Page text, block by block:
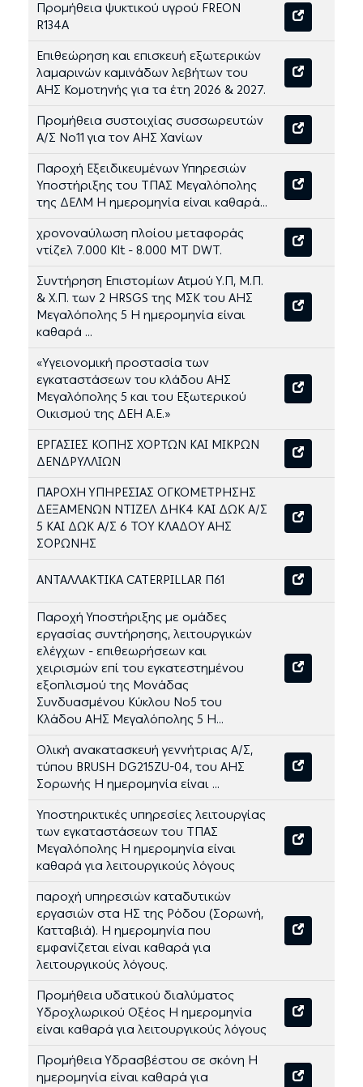
Προμήθεια ψυκτικού υγρού FREON
R134A
Επιθεώρηση και επισκευή εξωτερικών
λαμαρινών καμινάδων λεβήτων του
ΑΗΣ Κομοτηνής για τα έτη 2026 & 2027.
Προμήθεια συστοιχίας συσσωρευτών
Α/Σ Νο11 για τον ΑΗΣ Χανίων
Παροχή Εξειδικευμένων Υπηρεσιών
Υποστήριξης του ΤΠΑΣ Μεγαλόπολης
της ΔΕΛΜ Η ημερομηνία είναι καθαρά...
χρονοναύλωση πλοίου μεταφοράς
ντίζελ 7.000 Klt - 8.000 MT DWT.
Συντήρηση Επιστομίων Ατμού Υ.Π, Μ.Π.
& Χ.Π. των 2 HRSGS της ΜΣΚ του ΑΗΣ
Μεγαλόπολης 5 Η ημερομηνία είναι
καθαρά ...
«Υγειονομική προστασία των
εγκαταστάσεων του κλάδου ΑΗΣ
Μεγαλόπολης 5 και του Εξωτερικού
Οικισμού της ΔΕΗ Α.Ε.»
ΕΡΓΑΣΙΕΣ ΚΟΠΗΣ ΧΟΡΤΩΝ ΚΑΙ ΜΙΚΡΩΝ
ΔΕΝΔΡΥΛΛΙΩΝ
ΠΑΡΟΧΗ ΥΠΗΡΕΣΙΑΣ ΟΓΚΟΜΕΤΡΗΣΗΣ
ΔΕΞΑΜΕΝΩΝ ΝΤΙΖΕΛ ΔΗΚ4 ΚΑΙ ΔΩΚ Α/Σ
5 ΚΑΙ ΔΩΚ Α/Σ 6 ΤΟΥ ΚΛΑΔΟΥ ΑΗΣ
ΣΟΡΩΝΗΣ
ΑΝΤΑΛΛΑΚΤΙΚΑ CATERPILLAR Π61
Παροχή Υποστήριξης με ομάδες
εργασίας συντήρησης, λειτουργικών
ελέγχων - επιθεωρήσεων και
χειρισμών επί του εγκατεστημένου
εξοπλισμού της Μονάδας
Συνδυασμένου Κύκλου Νο5 του
Κλάδου ΑΗΣ Μεγαλόπολης 5 Η...
Ολική ανακατασκευή γεννήτριας Α/Σ,
τύπου BRUSH DG215ZU-04, του ΑΗΣ
Σορωνής Η ημερομηνία είναι ...
Υποστηρικτικές υπηρεσίες λειτουργίας
των εγκαταστάσεων του ΤΠΑΣ
Μεγαλόπολης Η ημερομηνία είναι
καθαρά για λειτουργικούς λόγους
παροχή υπηρεσιών καταδυτικών
εργασιών στα ΗΣ της Ρόδου (Σορωνή,
Κατταβιά). Η ημερομηνία που
εμφανίζεται είναι καθαρά για
λειτουργικούς λόγους.
Προμήθεια υδατικού διαλύματος
Υδροχλωρικού Οξέος Η ημερομηνία
είναι καθαρά για λειτουργικούς λόγους
Προμήθεια Υδρασβέστου σε σκόνη Η
ημερομηνία είναι καθαρά για